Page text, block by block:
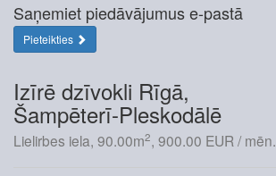
Saņemiet piedāvājumus e-pastā
Pieteikties
Izīrē dzīvokli Rīgā,
Šampēterī-Pleskodālē
Lielirbes iela, 90.00m2, 900.00 EUR / mēn.